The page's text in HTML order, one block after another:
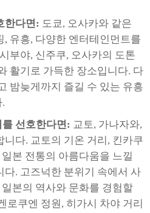
한다면: 도쿄, 오사카와 같은
유흥, 다양한 엔터테인먼트를
부야, 신주쿠, 오사카의 도톤
활기로 가득한 장소입니다. 다
밤늦게까지 즐길 수 있는 유흥
선호한다면: 교토, 가나자와,
다. 교토의 기온 거리, 킨카쿠
본 전통의 아름다움을 느낄
다. 고즈넉한 분위기 속에서 사
본의 역사와 문화를 경험할
로쿠엔 정원, 히가시 차야 거리